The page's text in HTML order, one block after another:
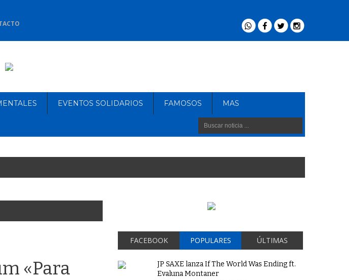
EVENTOS SOLIDARIOS FAMOSOS MAS
«Para
FACEBOOK POPULARES ÚLTIMAS
JP SAXE lanza If The World Was Ending ft.
Evaluna Montaner